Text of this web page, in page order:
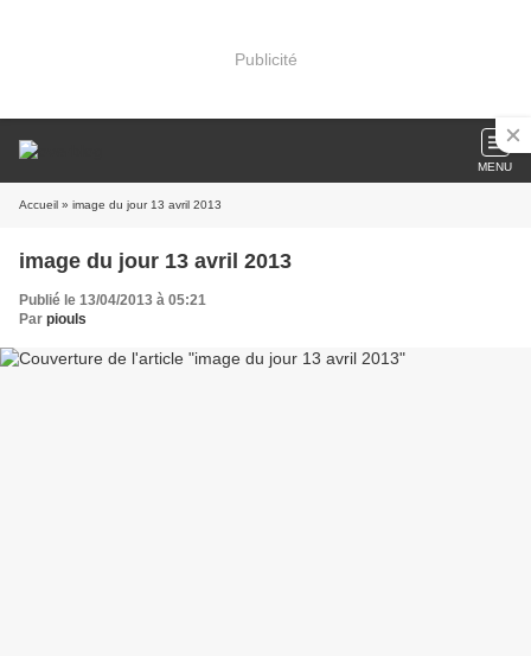
Publicité
MENU
Accueil » image du jour 13 avril 2013
image du jour 13 avril 2013
Publié le 13/04/2013 à 05:21
Par piouls